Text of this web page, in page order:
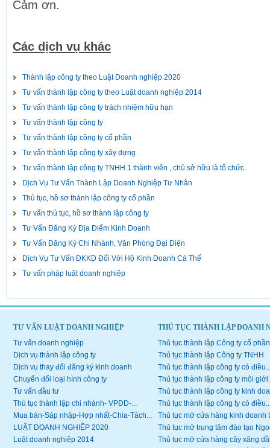
Cảm ơn.
Các dịch vụ khác
Thành lập công ty theo Luật Doanh nghiệp 2020
Tư vấn thành lập công ty theo Luật doanh nghiệp 2014
Tư vấn thành lập công ty trách nhiệm hữu hạn
Tư vấn thành lập công ty
Tư vấn thành lập công ty cổ phần
Tư vấn thành lập công ty xây dựng
Tư vấn thành lập công ty TNHH 1 thành viên , chủ sở hữu là tổ chức.
Dịch Vụ Tư Vấn Thành Lập Doanh Nghiệp Tư Nhân
Thủ tục, hồ sơ thành lập công ty cổ phần
Tư vấn thủ tục, hồ sơ thành lập công ty
Tư Vấn Đăng Ký Địa Điểm Kinh Doanh
Tư Vấn Đăng Ký Chi Nhánh, Văn Phòng Đại Diện
Dịch Vụ Tư Vấn ĐKKD Đổi Với Hộ Kinh Doanh Cá Thể
Tư vấn pháp luật doanh nghiệp
TƯ VẤN LUẬT DOANH NGHIỆP
Tư vấn doanh nghiệp
Dịch vụ thành lập công ty
Dịch vụ thay đổi đăng ký kinh doanh
Chuyển đổi loại hình công ty
Tư vấn đầu tư
Thủ tục thành lập chi nhánh- VPĐD-...
Mua bán-Sáp nhập-Hợp nhất-Chia-Tách...
LUẬT DOANH NGHIỆP 2020
Luật doanh nghiệp 2014
THỦ TỤC THÀNH LẬP DOANH
Thủ tục thành lập Công ty cổ phần
Thủ tục thành lập Công ty TNHH
Thủ tục thành lập công ty có
Thủ tục thành lập công ty môi
Thủ tục thành lập công ty kinh
Thủ tục thành lập công ty có
Thủ tục mở cửa hàng kinh doanh
Thủ tục mở trung tâm đào tạo
Thủ tục mở cửa hàng cây xăng